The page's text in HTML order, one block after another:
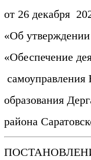
от 26 декабря
«Об
«Обеспечение
самоуправления
образования
района